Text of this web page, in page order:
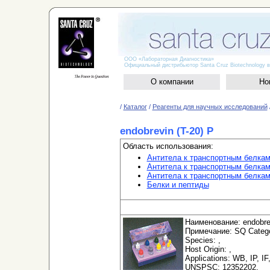
ООО «Лабораторная Диагностика»
Официальный дистрибьютор Santa Cruz Biotechnology
О компании
/ Каталог/ Реагенты для научных исследований
endobrevin (T-20) P
Область использования:
Антитела к транспортным белкам
Антитела к транспортным
Антитела к транспортным
Белки и пептиды
Наименование:
Примечание: SQ
Species: ,
Host Origin: ,
Applications: WB, IP,
UNSPSC: 12352202,